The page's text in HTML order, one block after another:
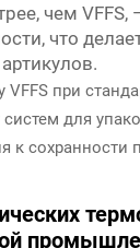
чем
что
при
для
к